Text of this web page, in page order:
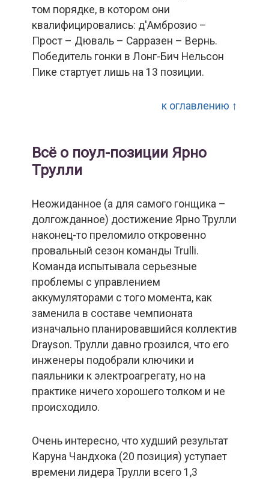
том порядке, в котором они
квалифицировались: д'Амброзио –
Прост – Дюваль – Сарразен – Вернь.
Победитель гонки в Лонг-Бич Нельсон
Пике стартует лишь на 13 позиции.
к оглавлению ↑
Всё о поул-позиции Ярно
Трулли
Неожиданное (а для самого гонщика –
долгожданное) достижение Ярно Трулли
наконец-то преломило откровенно
провальный сезон команды Trulli.
Команда испытывала серьезные
проблемы с управлением
аккумуляторами с того момента, как
заменила в составе чемпионата
изначально планировавшийся коллектив
Drayson. Трулли давно грозился, что его
инженеры подобрали ключики и
паяльники к электроагрегату, но на
практике ничего хорошего толком и не
происходило.
Очень интересно, что худший результат
Каруна Чандхока (20 позиция) уступает
времени лидера Трулли всего 1,3